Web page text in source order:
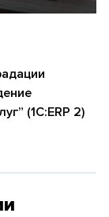
(1С:ERP 2)